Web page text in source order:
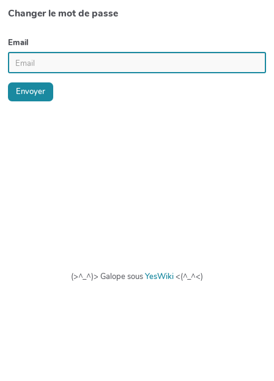
Changer le mot de passe
Email
Envoyer
(>^_^)> Galope sousYesWiki<(^_^<)